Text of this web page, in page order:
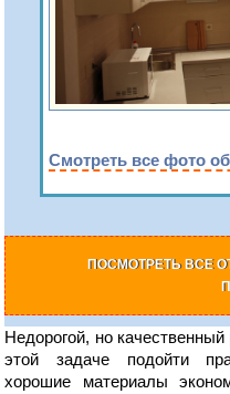
Смотреть все фото
ПОСМОТРЕТЬ ВСЕ
Недорогой, но
этой задаче подойти
хорошие материалы